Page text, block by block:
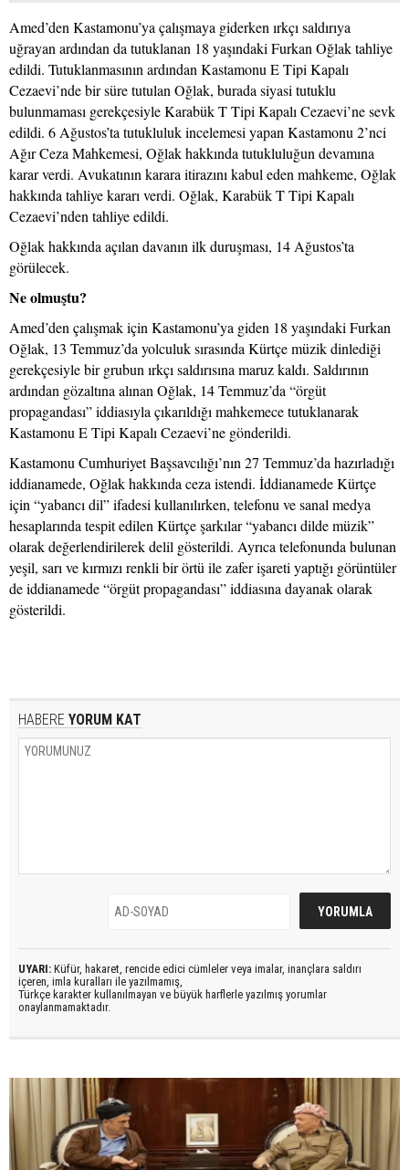
Amed’den Kastamonu’ya çalışmaya giderken ırkçı saldırıya
uğrayan ardından da tutuklanan 18 yaşındaki Furkan Oğlak tahliye
edildi. Tutuklanmasının ardından Kastamonu E Tipi Kapalı
Cezaevi’nde bir süre tutulan Oğlak, burada siyasi tutuklu
bulunmaması gerekçesiyle Karabük T Tipi Kapalı Cezaevi’ne sevk
edildi. 6 Ağustos’ta tutukluluk incelemesi yapan Kastamonu 2’nci
Ağır Ceza Mahkemesi, Oğlak hakkında tutukluluğun devamına
karar verdi. Avukatının karara itirazını kabul eden mahkeme, Oğlak
hakkında tahliye kararı verdi. Oğlak, Karabük T Tipi Kapalı
Cezaevi’nden tahliye edildi.
Oğlak hakkında açılan davanın ilk duruşması, 14 Ağustos’ta
görülecek.
Ne olmuştu?
Amed’den çalışmak için Kastamonu’ya giden 18 yaşındaki Furkan
Oğlak, 13 Temmuz’da yolculuk sırasında Kürtçe müzik dinlediği
gerekçesiyle bir grubun ırkçı saldırısına maruz kaldı. Saldırının
ardından gözaltına alınan Oğlak, 14 Temmuz’da “örgüt
propagandası” iddiasıyla çıkarıldığı mahkemece tutuklanarak
Kastamonu E Tipi Kapalı Cezaevi’ne gönderildi.
Kastamonu Cumhuriyet Başsavcılığı’nın 27 Temmuz’da hazırladığı
iddianamede, Oğlak hakkında ceza istendi. İddianamede Kürtçe
için “yabancı dil” ifadesi kullanılırken, telefonu ve sanal medya
hesaplarında tespit edilen Kürtçe şarkılar “yabancı dilde müzik”
olarak değerlendirilerek delil gösterildi. Ayrıca telefonunda bulunan
yeşil, sarı ve kırmızı renkli bir örtü ile zafer işareti yaptığı görüntüler
de iddianamede “örgüt propagandası” iddiasına dayanak olarak
gösterildi.
HABERE YORUM KAT
UYARI: Küfür, hakaret, rencide edici cümleler veya imalar, inançlara saldırı
içeren, imla kuralları ile yazılmamış,
Türkçe karakter kullanılmayan ve büyük harflerle yazılmış yorumlar
onaylanmamaktadır.